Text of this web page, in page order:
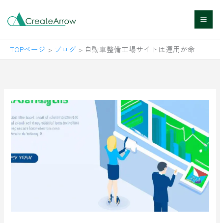
TOPページ > ブログ > 自動車整備工場サイトは運用が命